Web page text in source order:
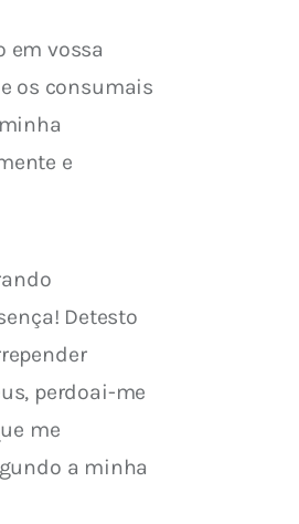
em vossa
os consumais
e
Detesto
perdoai-me
me
a minha